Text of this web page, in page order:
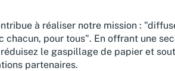
à réaliser notre mission :
chacun, pour tous". En offrant une
le gaspillage de papier et
partenaires.